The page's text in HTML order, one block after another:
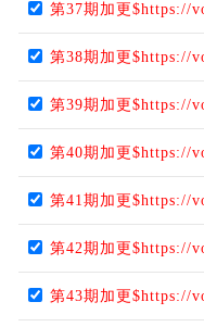
第37期加更$https://
第38期加更$https://
第39期加更$https://
第40期加更$https://
第41期加更$https://
第42期加更$https://
第43期加更$https://